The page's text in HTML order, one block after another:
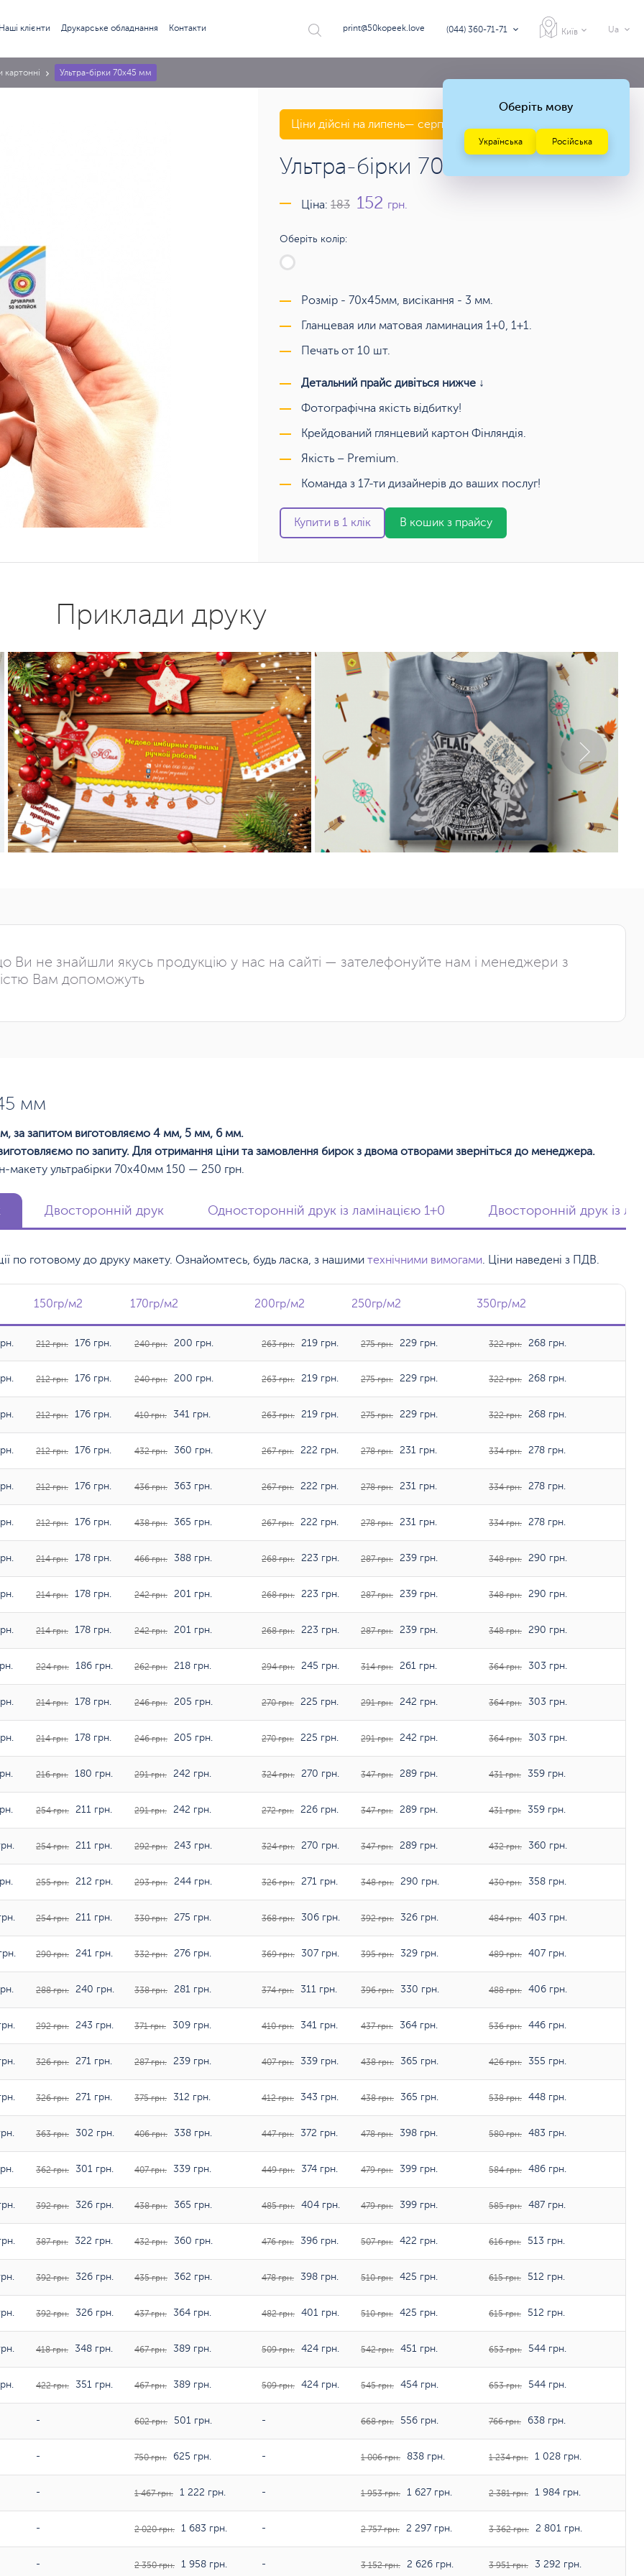
Наші клієнти Друкарське обладнання Контакти print@50kopeek.love (044) 360-71-71 Київ Ua
картонні Ультра-бірки 70х45 мм
Ціни дійсні на липень— серпень 2026 року
Ультра-бірки 70х45 мм
Ціна: 183 152 грн.
Оберіть колір:
Розмір - 70х45мм, висікання - 3 мм.
Гланцевая или матовая ламинация 1+0, 1+1.
Печать от 10 шт.
Детальний прайс дивіться нижче ↓
Фотографічна якість відбитку!
Крейдований глянцевий картон Фінляндія.
Якість – Premium.
Команда з 17-ти дизайнерів до ваших послуг!
Купити в 1 клік В кошик з прайсу
Приклади друку
Ви не знайшли якусь продукцію у нас на сайті — зателефонуйте нам і менеджери з
Вам допоможуть
мм
за запитом виготовляємо 4 мм, 5 мм, 6 мм.
по запиту. Для отримання ціни та замовлення бирок з двома отворами зверніться до менеджера.
макету ультрабірки 70х40мм 150 — 250 грн.
Двосторонній друк Односторонній друк із ламінацією 1+0 Двосторонній друк із
по готовому до друку макету. Ознайомтесь, будь ласка, з нашими технічними вимогами. Ціни наведені з ПДВ.
150гр/м2 170гр/м2 200гр/м2 250гр/м2 350гр/м2
150гр/м2 170гр/м2 200гр/м2 250гр/м2 350гр/м2
212 грн. 176 грн. 240 грн. 200 грн. 263 грн. 219 грн. 275 грн. 229 грн. 322 грн. 268 грн.
212 грн. 176 грн. 240 грн. 200 грн. 263 грн. 219 грн. 275 грн. 229 грн. 322 грн. 268 грн.
212 грн. 176 грн. 410 грн. 341 грн. 263 грн. 219 грн. 275 грн. 229 грн. 322 грн. 268 грн.
212 грн. 176 грн. 432 грн. 360 грн. 267 грн. 222 грн. 278 грн. 231 грн. 334 грн. 278 грн.
212 грн. 176 грн. 436 грн. 363 грн. 267 грн. 222 грн. 278 грн. 231 грн. 334 грн. 278 грн.
212 грн. 176 грн. 438 грн. 365 грн. 267 грн. 222 грн. 278 грн. 231 грн. 334 грн. 278 грн.
214 грн. 178 грн. 466 грн. 388 грн. 268 грн. 223 грн. 287 грн. 239 грн. 348 грн. 290 грн.
214 грн. 178 грн. 242 грн. 201 грн. 268 грн. 223 грн. 287 грн. 239 грн. 348 грн. 290 грн.
214 грн. 178 грн. 242 грн. 201 грн. 268 грн. 223 грн. 287 грн. 239 грн. 348 грн. 290 грн.
224 грн. 186 грн. 262 грн. 218 грн. 294 грн. 245 грн. 314 грн. 261 грн. 364 грн. 303 грн.
214 грн. 178 грн. 246 грн. 205 грн. 270 грн. 225 грн. 291 грн. 242 грн. 364 грн. 303 грн.
214 грн. 178 грн. 246 грн. 205 грн. 270 грн. 225 грн. 291 грн. 242 грн. 364 грн. 303 грн.
216 грн. 180 грн. 291 грн. 242 грн. 324 грн. 270 грн. 347 грн. 289 грн. 431 грн. 359 грн.
254 грн. 211 грн. 291 грн. 242 грн. 272 грн. 226 грн. 347 грн. 289 грн. 431 грн. 359 грн.
254 грн. 211 грн. 292 грн. 243 грн. 324 грн. 270 грн. 347 грн. 289 грн. 432 грн. 360 грн.
255 грн. 212 грн. 293 грн. 244 грн. 326 грн. 271 грн. 348 грн. 290 грн. 430 грн. 358 грн.
254 грн. 211 грн. 330 грн. 275 грн. 368 грн. 306 грн. 392 грн. 326 грн. 484 грн. 403 грн.
290 грн. 241 грн. 332 грн. 276 грн. 369 грн. 307 грн. 395 грн. 329 грн. 489 грн. 407 грн.
288 грн. 240 грн. 338 грн. 281 грн. 374 грн. 311 грн. 396 грн. 330 грн. 488 грн. 406 грн.
292 грн. 243 грн. 371 грн. 309 грн. 410 грн. 341 грн. 437 грн. 364 грн. 536 грн. 446 грн.
326 грн. 271 грн. 287 грн. 239 грн. 407 грн. 339 грн. 438 грн. 365 грн. 426 грн. 355 грн.
326 грн. 271 грн. 375 грн. 312 грн. 412 грн. 343 грн. 438 грн. 365 грн. 538 грн. 448 грн.
363 грн. 302 грн. 406 грн. 338 грн. 447 грн. 372 грн. 478 грн. 398 грн. 580 грн. 483 грн.
362 грн. 301 грн. 407 грн. 339 грн. 449 грн. 374 грн. 479 грн. 399 грн. 584 грн. 486 грн.
392 грн. 326 грн. 438 грн. 365 грн. 485 грн. 404 грн. 479 грн. 399 грн. 585 грн. 487 грн.
387 грн. 322 грн. 432 грн. 360 грн. 476 грн. 396 грн. 507 грн. 422 грн. 616 грн. 513 грн.
392 грн. 326 грн. 435 грн. 362 грн. 478 грн. 398 грн. 510 грн. 425 грн. 615 грн. 512 грн.
392 грн. 326 грн. 437 грн. 364 грн. 482 грн. 401 грн. 510 грн. 425 грн. 615 грн. 512 грн.
418 грн. 348 грн. 467 грн. 389 грн. 509 грн. 424 грн. 542 грн. 451 грн. 653 грн. 544 грн.
422 грн. 351 грн. 467 грн. 389 грн. 509 грн. 424 грн. 545 грн. 454 грн. 653 грн. 544 грн.
- 602 грн. 501 грн. - 668 грн. 556 грн. 766 грн. 638 грн.
- 750 грн. 625 грн. - 1 006 грн. 838 грн. 1 234 грн. 1 028 грн.
- 1 467 грн. 1 222 грн. - 1 953 грн. 1 627 грн. 2 381 грн. 1 984 грн.
- 2 020 грн. 1 683 грн. - 2 757 грн. 2 297 грн. 3 362 грн. 2 801 грн.
- 2 350 грн. 1 958 грн. - 3 152 грн. 2 626 грн. 3 951 грн. 3 292 грн.
Оберіть мову
Українська Російська